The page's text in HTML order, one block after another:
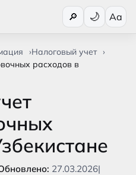
🔎 Aa
Налоговый учет
расходов в
27.03.2026|